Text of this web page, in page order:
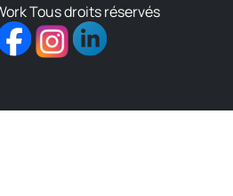
Tous droits réservés